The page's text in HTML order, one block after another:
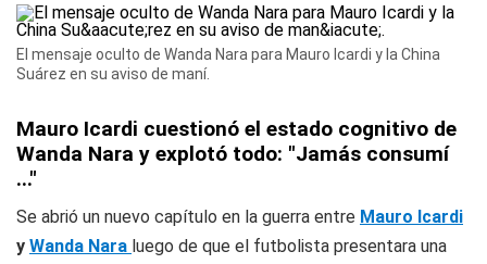
El mensaje oculto de Wanda Nara para Mauro Icardi y la China
Suárez en su aviso de maní.
Mauro Icardi cuestionó el estado cognitivo de
Wanda Nara y explotó todo: "Jamás consumí
..."
Se abrió un nuevo capítulo en la guerra entre Mauro Icardi
y Wanda Nara luego de que el futbolista presentara una